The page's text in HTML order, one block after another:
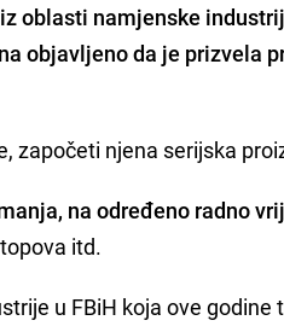
oblasti namjenske
objavljeno da je prizvela
započeti njena serijska
na određeno radno
itd.
u FBiH koja ove godine